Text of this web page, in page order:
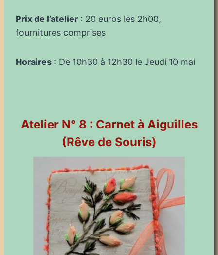
Prix de l’atelier : 20 euros les 2h00,
fournitures comprises
Horaires : De 10h30 à 12h30 le Jeudi 10 mai
Atelier N° 8 : Carnet à Aiguilles
(Rêve de Souris)